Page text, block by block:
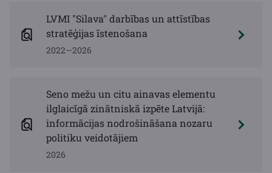
LVMI "Silava" darbības un attīstības
stratēģijas īstenošana
2022—2026
Seno mežu un citu ainavas elementu
ilglaicīgā zinātniskā izpēte Latvijā:
informācijas nodrošināšana nozaru
politiku veidotājiem
2026